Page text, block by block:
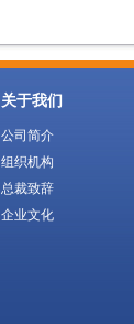
关于我们
公司简介
组织机构
总裁致辞
企业文化